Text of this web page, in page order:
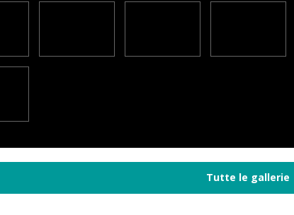
Tutte le gallerie